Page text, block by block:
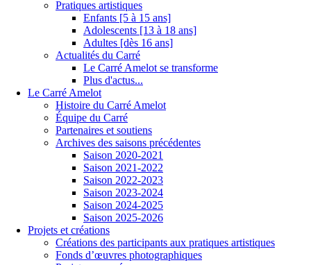
Pratiques artistiques
Enfants [5 à 15 ans]
Adolescents [13 à 18 ans]
Adultes [dès 16 ans]
Actualités du Carré
Le Carré Amelot se transforme
Plus d'actus...
Le Carré Amelot
Histoire du Carré Amelot
Équipe du Carré
Partenaires et soutiens
Archives des saisons précédentes
Saison 2020-2021
Saison 2021-2022
Saison 2022-2023
Saison 2023-2024
Saison 2024-2025
Saison 2025-2026
Projets et créations
Créations des participants aux pratiques artistiques
Fonds d’œuvres photographiques